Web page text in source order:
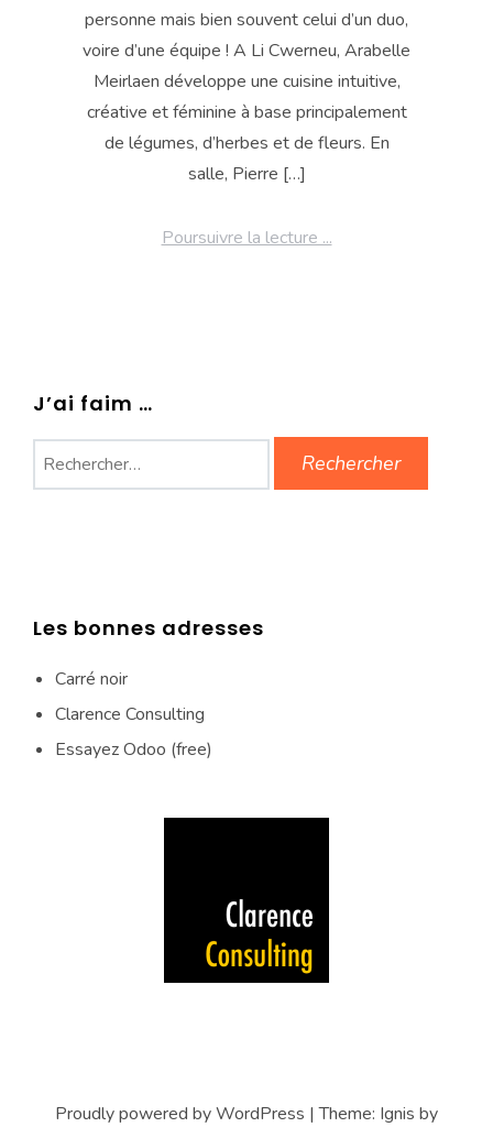
personne mais bien souvent celui d’un duo,
voire d’une équipe ! A Li Cwerneu, Arabelle
Meirlaen développe une cuisine intuitive,
créative et féminine à base principalement
de légumes, d’herbes et de fleurs. En
salle, Pierre […]
Poursuivre la lecture ...
J’ai faim …
Les bonnes adresses
Carré noir
Clarence Consulting
Essayez Odoo (free)
Proudly powered by WordPress |Theme: Ignis by